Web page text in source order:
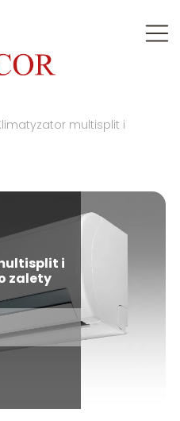
multisplit i
i
zalety